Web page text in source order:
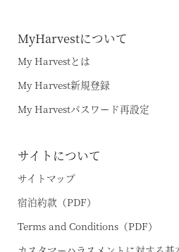
宿泊ギフト券｜HARVEST GIFT
法人会員ご担当者様へ
よくあるお問い合わせ
ハンドブック
VIALA箱根湖悠
VIALA annex熱海伊豆山
VIALA annex京都鷹峯
VIALA annex有馬六彩
RESERVEシリーズ
MyHarvestについて
My Harvestとは
My Harvest新規登録
My Harvestパスワード再設定
サイトについて
サイトマップ
宿泊約款（PDF）
Terms and Conditions（PDF）